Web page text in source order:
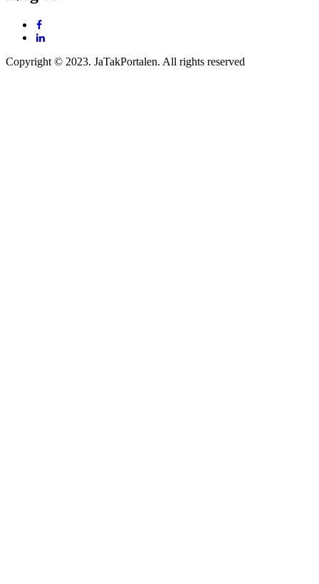
Copyright © 2023. JaTakPortalen. All rights reserved